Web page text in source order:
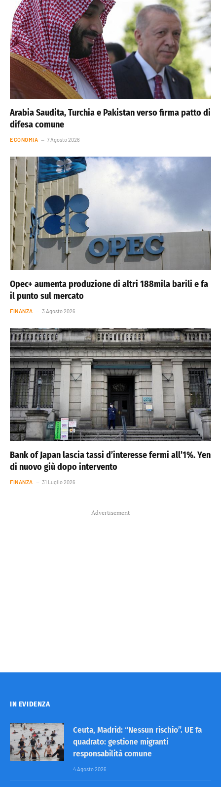
Arabia Saudita, Turchia e Pakistan verso firma patto di
difesa comune
ECONOMIA 7 Agosto 2026
Opec+ aumenta produzione di altri 188mila barili e fa
il punto sul mercato
FINANZA 3 Agosto 2026
Bank of Japan lascia tassi d’interesse fermi all’1%. Yen
di nuovo giù dopo intervento
FINANZA 31 Luglio 2026
Advertisement
IN EVIDENZA
Ceuta, Madrid: “Nessun rischio”. UE fa
quadrato: gestione migranti
responsabilità comune
4 Agosto 2026